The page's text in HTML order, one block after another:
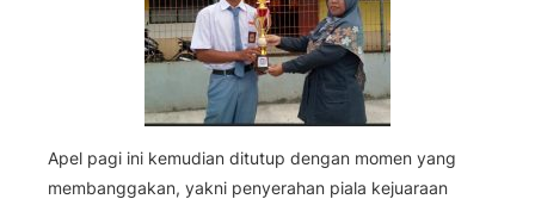
Apel pagi ini kemudian ditutup dengan momen yang
membanggakan, yakni penyerahan piala kejuaraan